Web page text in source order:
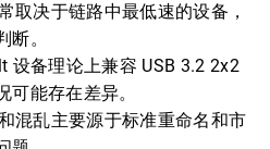
取决于链路中最低速的设备，
。
设备理论上兼容 USB 3.2 2x2
可能存在差异。
混乱主要源于标准重命名和市